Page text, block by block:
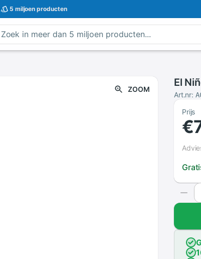
5 miljoen producten
ZOOM
El
Art.nr:
Prijs